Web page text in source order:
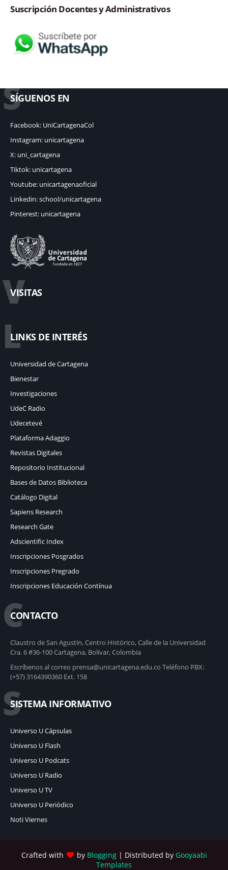
Suscripción Docentes y Administrativos
S
SÍGUENOS EN
Facebook: UniCartagenaCol
Instagram: unicartagena
X: uni_cartagena
Tiktok: unicartagena
Youtube: unicartagenaoficial
Linkedin: school/unicartagena
Pinterest: unicartagena
V
VISITAS
L
LINKS DE INTERÉS
Universidad de Cartagena
Bienestar
Investigaciones
UdeC Radio
Udecetevé
Plataforma Adaggio
Revistas Digitales
Repositorio Institucional
Bases de Datos Biblioteca
Catálogo Digital
Sapiens Research
Research Gate
Adscientific Index
Inscripciones Posgrados
Inscripciones Pregrado
Inscripciones Educación Contínua
C
CONTACTO
Claustro de San Agustín, Centro Histórico, Calle de la Universidad
Cra. 6 #36-100 Cartagena, Bolívar, Colombia
Escríbenos al correo prensa@unicartagena.edu.co Teléfono PBX:
(+57) 3164390360 Ext. 158
S
SISTEMA INFORMATIVO
Universo U Cápsulas
Universo U Flash
Universo U Podcats
Universo U Radio
Universo U TV
Universo U Periódico
Noti Viernes
Crafted with by Blogging| Distributed by Gooyaabi
Templates